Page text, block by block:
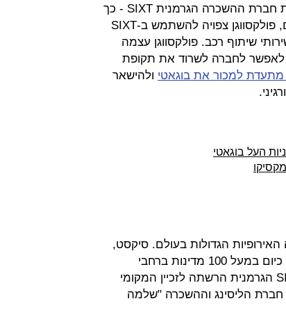
פולקסווגן העולמית נערכת לרכישת 15% ממניות חברת ההשכרה הגרמנית SIXT - כך
מדווחים אמצעי תקשורת בגרמניה. לפי הדיווחים, פולקסווגן צפויה להשתמש ב-SIXT
שיתוף רכב. פולקסווגן עצמה
לאפשר לחברה לשרוד את תקופת
מתעדת למכור את בוגאטי ולהישאר
העל בוגאטי
הגדולות בעולם. סיקסט,
שהוקמה על ידי משפחת סיקסט ב-1912 פעילה כיום במעל 100 מדינות ברחבי
העולם, כאשר המדינה היחידה בעולם שבה SIXT הגרמנית הרשתה לזכיין המקומי
הליסינג וההשכרה "שלמה